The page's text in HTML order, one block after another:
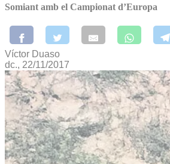
Somiant amb el Campionat d’Europa
Víctor Duaso
dc., 22/11/2017